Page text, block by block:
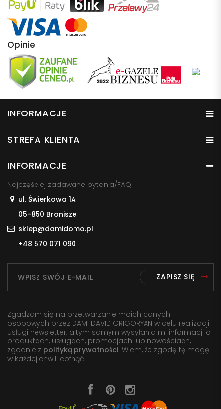
Opinie
INFORMACJE
STREFA KLIENTA
INFORMACJE
Najczęściej zadawane pytania/FAQ
ul. Świerkowa 1A
05-850 Bronisze
sklep@damidomo.pl
+48 570 071 090
ZAPISZ SIĘ
Zgadzam się na przetwarzanie moich danych
osobowych przez DAMI DAVID GRIGORYAN w celu realizacji
usługi newsletter, a tym samym wysyłania mi informacji o
produktach, usługach, promocjach lub nowościach,
zgodnie z polityką prywatności. Wiem, że zgodę tę mogę
w każdej chwili cofnąć.